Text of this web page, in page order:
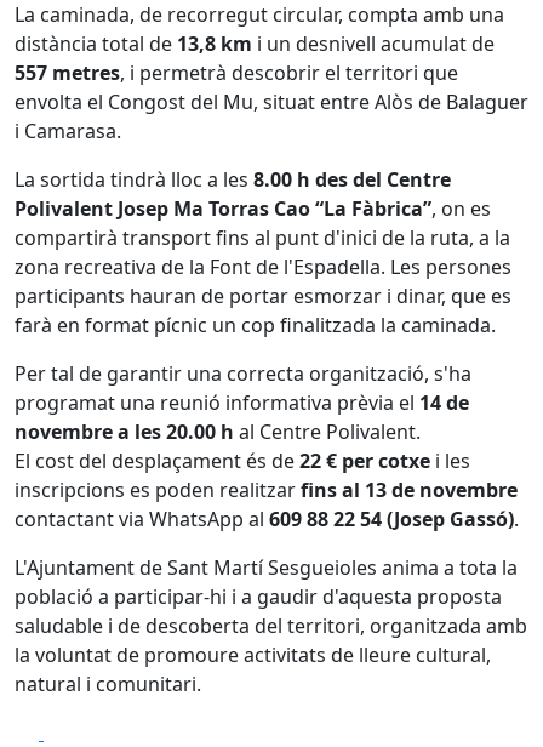
La caminada, de recorregut circular, compta amb una
distància total de 13,8 km i un desnivell acumulat de
557 metres, i permetrà descobrir el territori que
envolta el Congost del Mu, situat entre Alòs de Balaguer
i Camarasa.
La sortida tindrà lloc a les 8.00 h des del Centre
Polivalent Josep Ma Torras Cao “La Fàbrica”, on es
compartirà transport fins al punt d'inici de la ruta, a la
zona recreativa de la Font de l'Espadella. Les persones
participants hauran de portar esmorzar i dinar, que es
farà en format pícnic un cop finalitzada la caminada.
Per tal de garantir una correcta organització, s'ha
programat una reunió informativa prèvia el 14 de
novembre a les 20.00 h al Centre Polivalent.
El cost del desplaçament és de22 € per cotxe i les
inscripcions es poden realitzarfins al 13 de novembre
contactant via WhatsApp al 609 88 22 54 (Josep Gassó).
L'Ajuntament de Sant Martí Sesgueioles anima a tota la
població a participar-hi i a gaudir d'aquesta proposta
saludable i de descoberta del territori, organitzada amb
la voluntat de promoure activitats de lleure cultural,
natural i comunitari.